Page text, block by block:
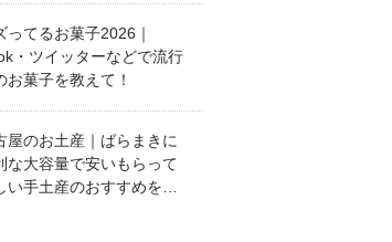
ってるお菓子2026｜
・ツイッターなどで流行
お菓子を教えて！
屋のお土産｜ばらまきに
な大容量で安いもらって
い手土産のおすすめを教